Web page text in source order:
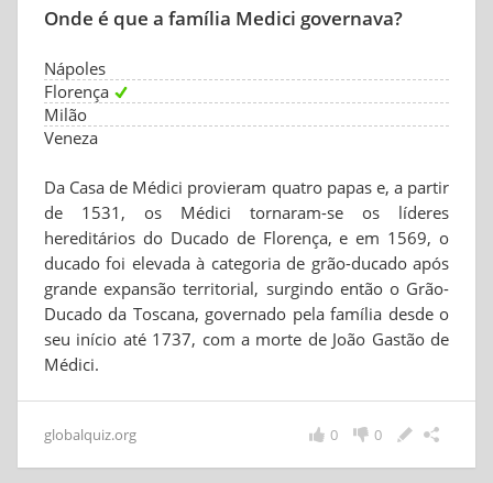
Onde é que a família Medici governava?
Nápoles
Florença
Milão
Veneza
Da Casa de Médici provieram quatro papas e, a partir
de 1531, os Médici tornaram-se os líderes
hereditários do Ducado de Florença, e em 1569, o
ducado foi elevada à categoria de grão-ducado após
grande expansão territorial, surgindo então o Grão-
Ducado da Toscana, governado pela família desde o
seu início até 1737, com a morte de João Gastão de
Médici.
globalquiz.org 0
0